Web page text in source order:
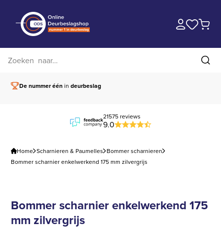
De nummer éénindeurbeslag
21575 reviews
9.0
Home Scharnieren & Paumelles Bommer scharnieren
Bommer scharnier enkelwerkend 175 mm zilvergrijs
Bommer scharnier enkelwerkend 175
mm zilvergrijs